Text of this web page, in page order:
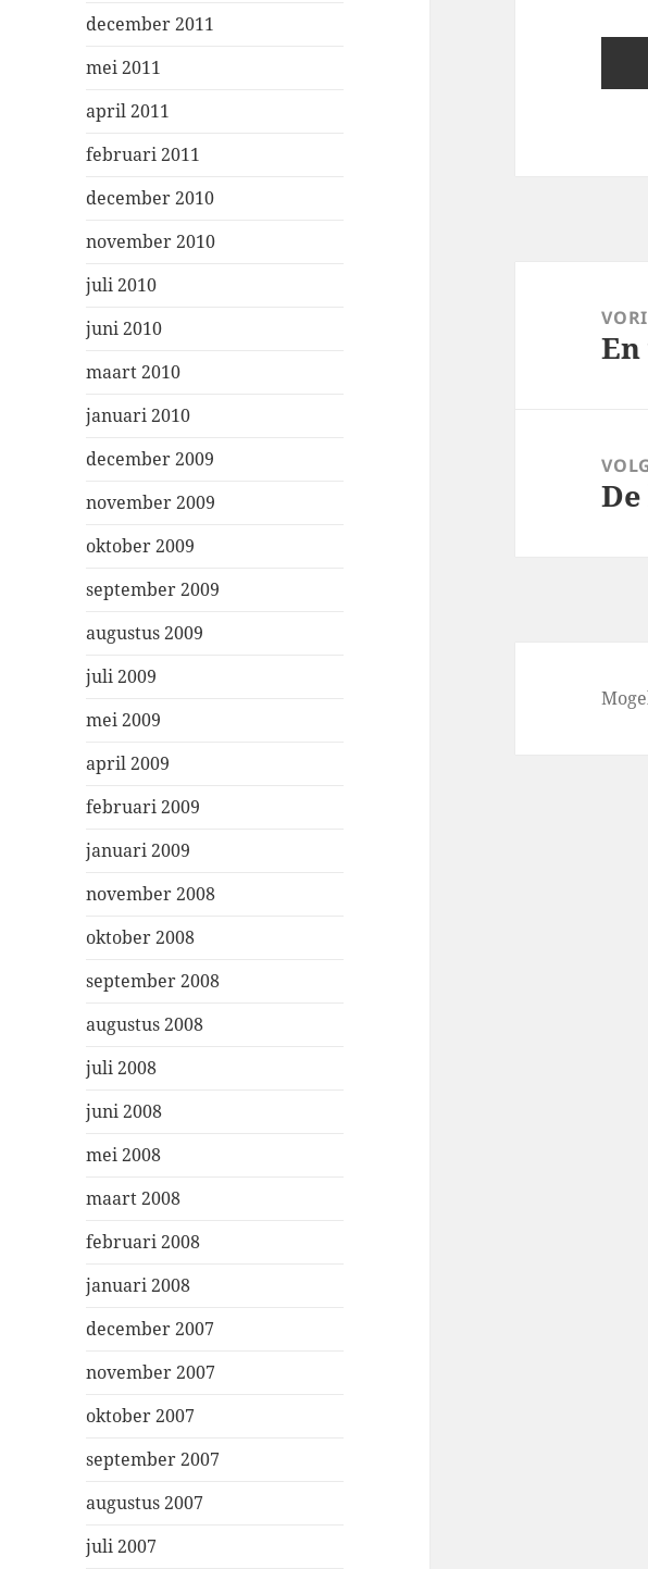
december 2011
mei 2011
april 2011
februari 2011
december 2010
november 2010
juli 2010
juni 2010
maart 2010
januari 2010
december 2009
november 2009
oktober 2009
september 2009
augustus 2009
juli 2009
mei 2009
april 2009
februari 2009
januari 2009
november 2008
oktober 2008
september 2008
augustus 2008
juli 2008
juni 2008
mei 2008
maart 2008
februari 2008
januari 2008
december 2007
november 2007
oktober 2007
september 2007
augustus 2007
juli 2007
navigatie